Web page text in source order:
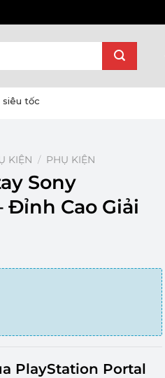
siêu tốc
KIỆN / PHỤ KIỆN
Sony
Đỉnh Cao Giải
PlayStation Portal